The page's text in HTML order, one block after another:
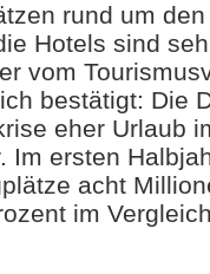
rund um
Hotels sind
vom
bestätigt: Die
eher Urlaub
Im ersten
acht
im